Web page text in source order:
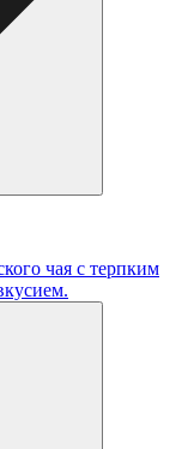
чая с терпким